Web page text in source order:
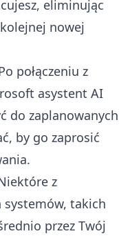
eliminując
nowej
połączeniu z
asystent AI
do zaplanowanych
by go zaprosić
z
systemów, takich
przez Twój